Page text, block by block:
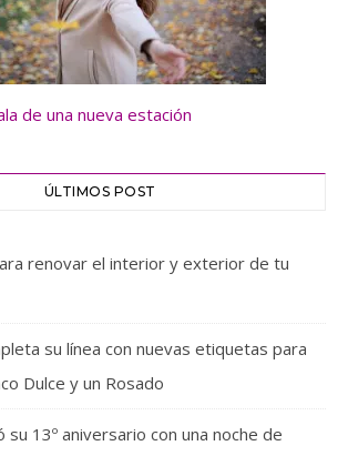
de una nueva estación
ÚLTIMOS POST
renovar el interior y exterior de tu
su línea con nuevas etiquetas para
Dulce y un Rosado
su 13º aniversario con una noche de